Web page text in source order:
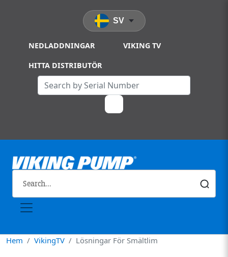
NEDLADDNINGAR VIKING TV
HITTA DISTRIBUTÖR
SV
Hem VikingTV Lösningar För Smältlim